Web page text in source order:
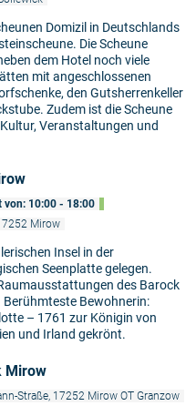
Domizil in Deutschlands
Die Scheune
dem Hotel noch viele
mit angeschlossenen
den Gutsherrenkeller
Zudem ist die Scheune
Veranstaltungen und
von: 10:00 - 18:00
Mirow
Insel in der
Seenplatte gelegen.
des Barock
Berühmteste Bewohnerin:
– 1761 zur Königin von
und Irland gekrönt.
Mirow
Straße, 17252 Mirow OT Granzow